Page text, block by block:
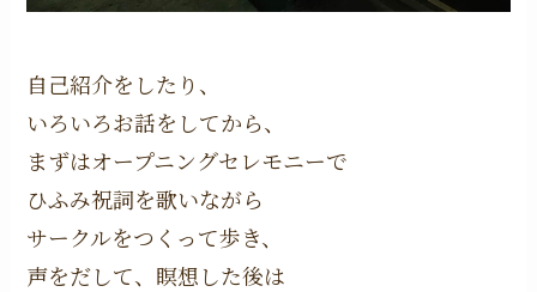
自己紹介をしたり、
いろいろお話をしてから、
まずはオープニングセレモニーで
ひふみ祝詞を歌いながら
サークルをつくって歩き、
声をだして、瞑想した後は